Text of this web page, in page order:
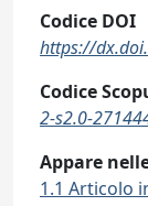
Codice DOI
https://
Codice
2-s2.0-
Appare
1.1 Articolo